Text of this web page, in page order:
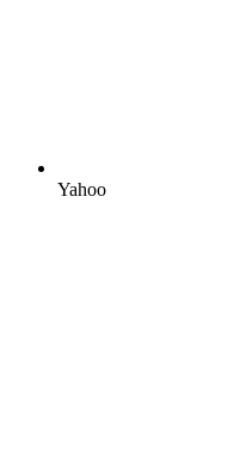
Yahoo